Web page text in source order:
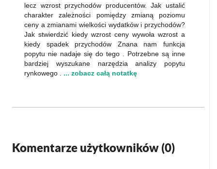
lecz wzrost przychodów producentów. Jak ustalić
charakter zależności pomiędzy zmianą poziomu
ceny a zmianami wielkości wydatków i przychodów?
Jak stwierdzić kiedy wzrost ceny wywoła wzrost a
kiedy spadek przychodów Znana nam funkcja
popytu nie nadaje się do tego . Potrzebne są inne
bardziej wyszukane narzędzia analizy popytu
rynkowego . ... zobacz całą notatkę
Komentarze użytkowników (0)